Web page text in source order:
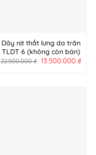
Dây nịt thắt lưng da trăn
TLDT 6 (không còn bán)
22.500.000₫ 13.500.000 ₫